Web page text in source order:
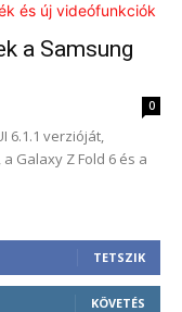
a Samsung
0
6.1.1 verzióját,
Galaxy Z Fold 6 és a
TETSZIK
KÖVETÉS